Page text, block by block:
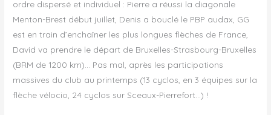
ordre dispersé et individuel : Pierre a réussi la diagonale
Menton-Brest début juillet, Denis a bouclé le PBP audax, GG
est en train d’enchaîner les plus longues flèches de France,
David va prendre le départ de Bruxelles-Strasbourg-Bruxelles
(BRM de 1200 km)… Pas mal, après les participations
massives du club au printemps (13 cyclos, en 3 équipes sur la
flèche vélocio, 24 cyclos sur Sceaux-Pierrefort…) !